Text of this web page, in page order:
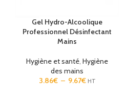
Gel Hydro-Alcoolique
Professionnel Désinfectant
Mains
Hygiène et santé, Hygiène
des mains
3.86€ – 9.67€ HT